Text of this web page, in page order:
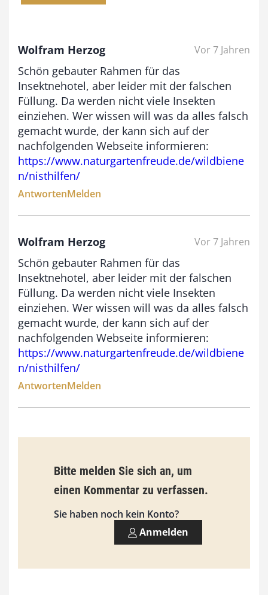
b
i
s
9
0
Wolfram Herzog Vor 7 Jahren
Schön gebauter Rahmen für das
Insektnehotel, aber leider mit der falschen
Füllung. Da werden nicht viele Insekten
einziehen. Wer wissen will was da alles falsch
gemacht wurde, der kann sich auf der
nachfolgenden Webseite informieren:
https://www.naturgartenfreude.de/wildbiene
n/nisthilfen/
AntwortenMelden
Wolfram Herzog Vor 7 Jahren
Schön gebauter Rahmen für das
Insektnehotel, aber leider mit der falschen
Füllung. Da werden nicht viele Insekten
einziehen. Wer wissen will was da alles falsch
gemacht wurde, der kann sich auf der
nachfolgenden Webseite informieren:
https://www.naturgartenfreude.de/wildbiene
n/nisthilfen/
AntwortenMelden
Bitte melden Sie sich an, um
einen Kommentar zu verfassen.
Sie haben noch kein Konto?
Anmelden